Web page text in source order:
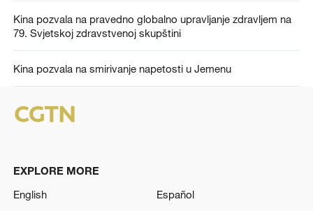
Kina pozvala na pravedno globalno upravljanje zdravljem na
79. Svjetskoj zdravstvenoj skupštini
Kina pozvala na smirivanje napetosti u Jemenu
EXPLORE MORE
English
Español